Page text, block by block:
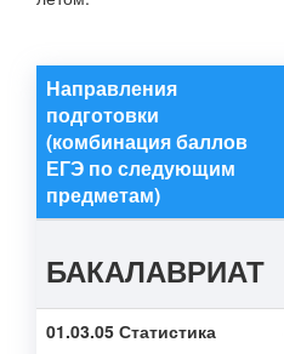
Направления
подготовки
(комбинация баллов
ЕГЭ по следующим
предметам)
БАКАЛАВРИАТ
01.03.05 Статистика